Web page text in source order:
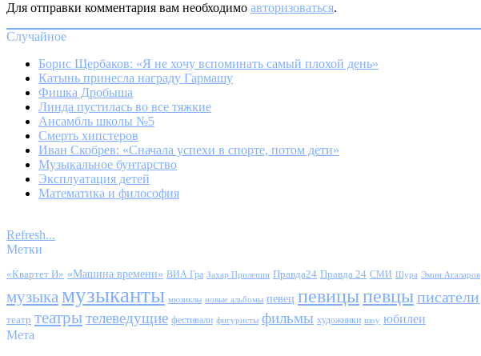
Для отправки комментария вам необходимо авторизоваться.
Случайное
Борис Щербаков: «Я не хочу вспоминать самый плохой день»
Катынь принесла награду Гармашу
Фишка Дробыша
Линда пустилась во все тяжкие
Ансамбль школы №5
Смерть хипстеров
Иван Скобрев: «Сначала успехи в спорте, потом дети»
Музыкальное бунтарство
Эксплуатация детей
Математика и философия
Refresh...
Метки
«Квартет И» «Машина времени» ВИА Гра Захар Прилепин Правда24 Правда 24 СМИ Шура Эмин Агаларов
музыкамузыканты мюзиклы новые альбомы певец певицыпевцыписатели
театр театрытелеведущие фестивали фигуристы фильмы художники шоу юбилеи
Мета